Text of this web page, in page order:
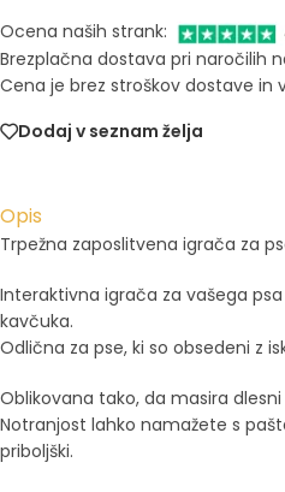
Ocena naših strank:
Brezplačna dostava pri naročilih
Cena je brez stroškov dostave in
Dodaj v seznam želja
Opis
Trpežna zaposlitvena igrača za
Interaktivna igrača za vašega
kavčuka.
Odlična za pse, ki so obsedeni z
Oblikovana tako, da masira
Notranjost lahko namažete s
priboljški.